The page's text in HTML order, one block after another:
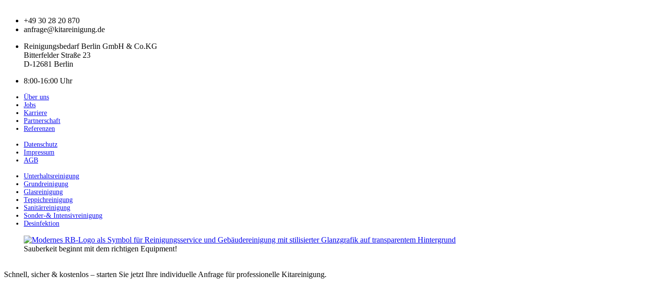
+49 30 28 20 870
anfrage@kitareinigung.de
Reinigungsbedarf Berlin GmbH & Co.KG
Bitterfelder Straße 23
D-12681 Berlin
8:00-16:00 Uhr
Über uns
Jobs
Karriere
Partnerschaft
Referenzen
Datenschutz
Impressum
AGB
Unterhaltsreinigung
Grundreinigung
Glasreinigung
Teppichreinigung
Sanitärreinigung
Sonder-& Intensivreinigung
Desinfektion
Sauberkeit beginnt mit dem richtigen Equipment!
Schnell, sicher & kostenlos – starten Sie jetzt Ihre individuelle Anfrage für professionelle Kitareinigung.